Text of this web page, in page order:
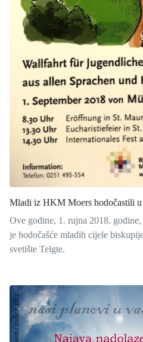
Mladi iz HKM Moers hodočastili u
Ove godine, 1. rujna 2018.
je hodočašće mladih cijele
svetište Telgte.